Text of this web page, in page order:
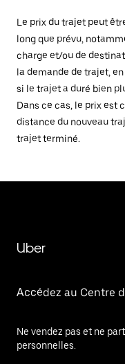
Le prix du trajet peut
long que prévu,
charge et/ou de
la demande de trajet,
si le trajet a duré bien
Dans ce cas, le prix est
distance du nouveau
trajet terminé.
Uber
Accédez au Centre
Ne vendez pas et ne
personnelles.